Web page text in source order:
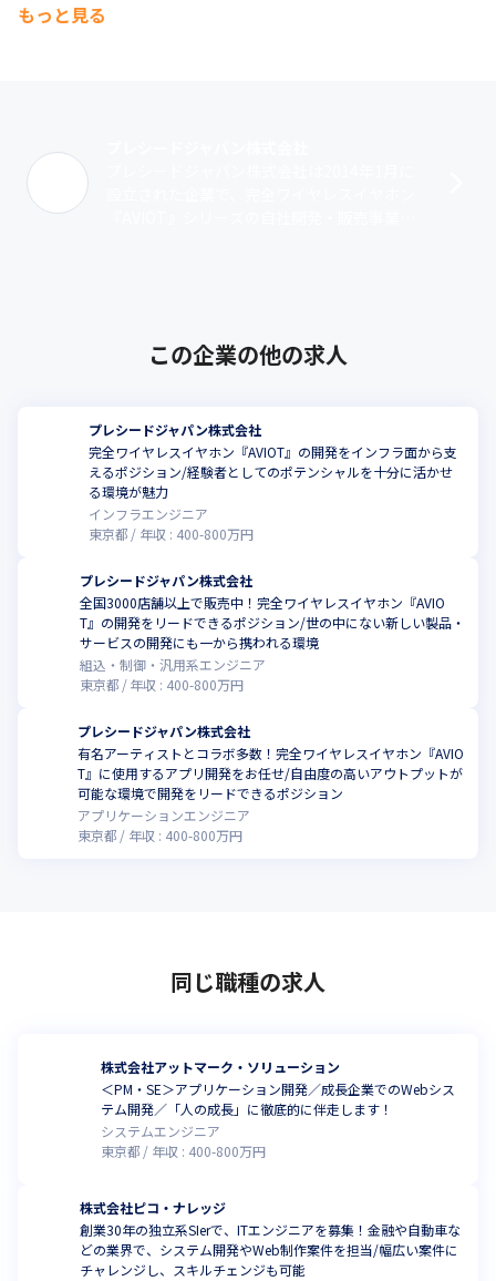
もっと見る
この企業の他の求人
プレシードジャパン株式会社
完全ワイヤレスイヤホン『AVIOT』の開発をインフラ面から支
えるポジション/経験者としてのポテンシャルを十分に活かせ
る環境が魅力
インフラエンジニア
東京都
年収 : 400-800万円
プレシードジャパン株式会社
全国3000店舗以上で販売中！完全ワイヤレスイヤホン『AVIO
T』の開発をリードできるポジション/世の中にない新しい製品・
サービスの開発にも一から携われる環境
組込・制御・汎用系エンジニア
東京都
年収 : 400-800万円
プレシードジャパン株式会社
有名アーティストとコラボ多数！完全ワイヤレスイヤホン『AVIO
T』に使用するアプリ開発をお任せ/自由度の高いアウトプットが
可能な環境で開発をリードできるポジション
アプリケーションエンジニア
東京都
年収 : 400-800万円
同じ職種の求人
株式会社アットマーク・ソリューション
＜PM・SE＞アプリケーション開発／成長企業でのWebシス
テム開発／「人の成長」に徹底的に伴走します！
システムエンジニア
東京都
年収 : 400-800万円
株式会社ピコ・ナレッジ
創業30年の独立系SIerで、ITエンジニアを募集！金融や自動車な
どの業界で、システム開発やWeb制作案件を担当/幅広い案件に
チャレンジし、スキルチェンジも可能